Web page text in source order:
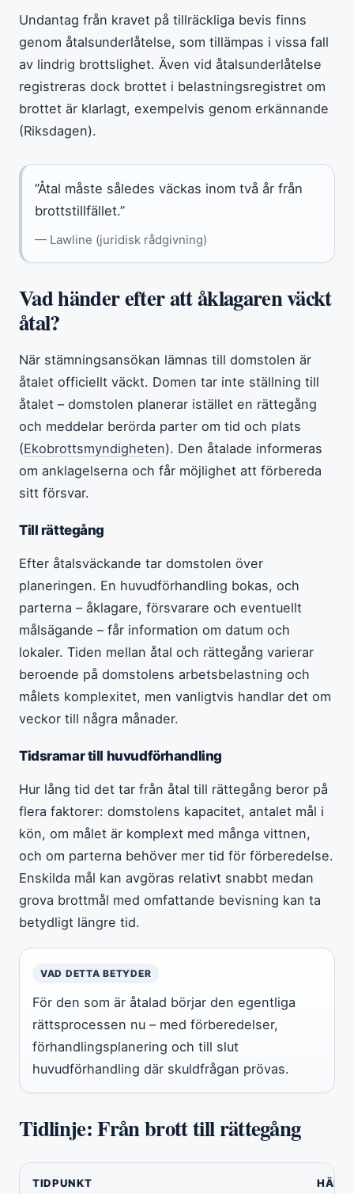
Undantag från kravet på tillräckliga bevis finns
genom åtalsunderlåtelse, som tillämpas i vissa fall
av lindrig brottslighet. Även vid åtalsunderlåtelse
registreras dock brottet i belastningsregistret om
brottet är klarlagt, exempelvis genom erkännande
(Riksdagen).
”Åtal måste således väckas inom två år från
brottstillfället.”
— Lawline (juridisk rådgivning)
Vad händer efter att åklagaren väckt
åtal?
När stämningsansökan lämnas till domstolen är
åtalet officiellt väckt. Domen tar inte ställning till
åtalet – domstolen planerar istället en rättegång
och meddelar berörda parter om tid och plats
(Ekobrottsmyndigheten). Den åtalade informeras
om anklagelserna och får möjlighet att förbereda
sitt försvar.
Till rättegång
Efter åtalsväckande tar domstolen över
planeringen. En huvudförhandling bokas, och
parterna – åklagare, försvarare och eventuellt
målsägande – får information om datum och
lokaler. Tiden mellan åtal och rättegång varierar
beroende på domstolens arbetsbelastning och
målets komplexitet, men vanligtvis handlar det om
veckor till några månader.
Tidsramar till huvudförhandling
Hur lång tid det tar från åtal till rättegång beror på
flera faktorer: domstolens kapacitet, antalet mål i
kön, om målet är komplext med många vittnen,
och om parterna behöver mer tid för förberedelse.
Enskilda mål kan avgöras relativt snabbt medan
grova brottmål med omfattande bevisning kan ta
betydligt längre tid.
VAD DETTA BETYDER
För den som är åtalad börjar den egentliga
rättsprocessen nu – med förberedelser,
förhandlingsplanering och till slut
huvudförhandling där skuldfrågan prövas.
Tidlinje: Från brott till rättegång
TIDPUNKT